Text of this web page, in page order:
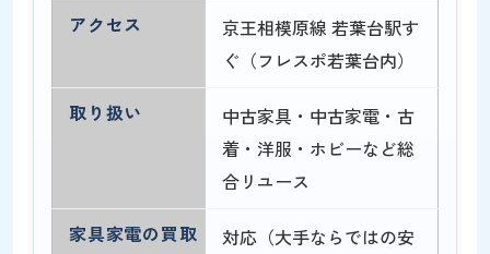
アクセス
京王相模原線 若葉台駅す
ぐ（フレスポ若葉台内）
取り扱い
中古家具・中古家電・古
着・洋服・ホビーなど総
合リユース
家具家電の買取
対応（大手ならではの安